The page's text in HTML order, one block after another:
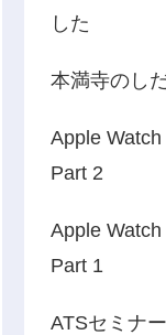
した
本満寺のし
Apple
Part 2
Apple
Part 1
ATSセミナ